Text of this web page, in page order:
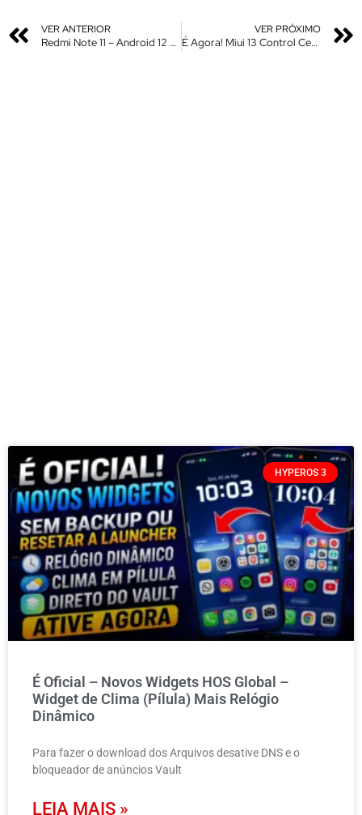
VER ANTERIOR
Redmi Note 11 – Android 12 Miui 13 – 9 Novos Recursos Adicionados – Review, Dicas e Tuques
VER PRÓXIMO
É Agora! Miui 13 Control Center – Mude as cores da sua Central de Controle – SEM ROOOT
HYPEROS 3
É Oficial – Novos Widgets HOS Global –
Widget de Clima (Pílula) Mais Relógio
Dinâmico
Para fazer o download dos Arquivos desative DNS e o
bloqueador de anúncios Vault
LEIA MAIS »